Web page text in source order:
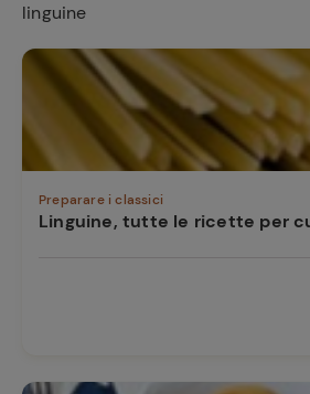
frutta
sensi di
linguine
Preparare i classici
Linguine, tutte le ricette per